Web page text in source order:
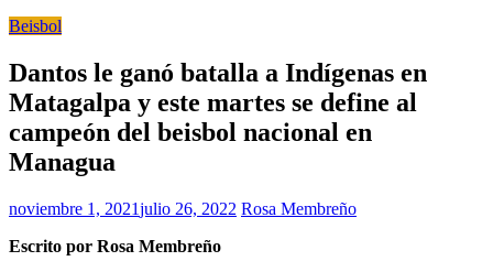
Beisbol
Dantos le ganó batalla a Indígenas en
Matagalpa y este martes se define al
campeón del beisbol nacional en
Managua
noviembre 1, 2021julio 26, 2022 Rosa Membreño
Escrito por Rosa Membreño